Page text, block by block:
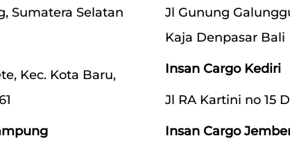
Sumatera Selatan
Kec. Kota Baru,
Jl Gunung
Kaja Denpasar Bali
Insan Cargo Kediri
Jl RA Kartini no 15
Insan Cargo